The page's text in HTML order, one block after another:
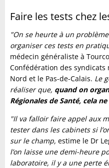
Faire les tests chez
"On se heurte à un
organiser ces tests en
médecin généraliste à
Confédération des
Nord et le Pas-de-Calais. Le
réaliser que, quand on
Régionales de Santé, cela
"Il va falloir faire appel aux
tester dans les cabinets si
sur le champ, estime le Dr
l’on laisse une demi-heure
laboratoire, il y a une perte